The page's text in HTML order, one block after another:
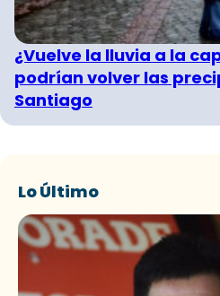
¿Vuelve la lluvia a la
podrían volver las
Santiago
Lo Último